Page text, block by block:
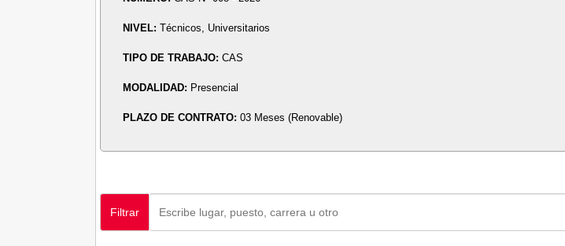
NIVEL:Técnicos, Universitarios
TIPO DE TRABAJO:CAS
MODALIDAD: Presencial
PLAZO DE CONTRATO:03 Meses (Renovable)
Filtrar